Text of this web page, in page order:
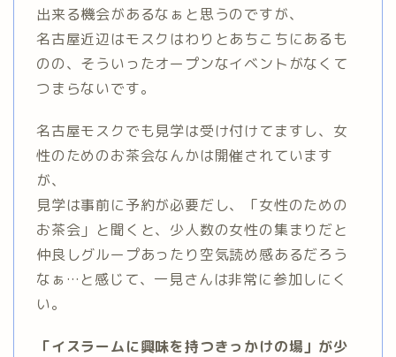
出来る機会があるなぁと思うのですが、
名古屋近辺はモスクはわりとあちこちにあるも
のの、そういったオープンなイベントがなくて
つまらないです。
名古屋モスクでも見学は受け付けてますし、女
性のためのお茶会なんかは開催されています
が、
見学は事前に予約が必要だし、「女性のための
お茶会」と聞くと、少人数の女性の集まりだと
仲良しグループあったり空気読め感あるだろう
なぁ…と感じて、一見さんは非常に参加しにく
い。
「イスラームに興味を持つきっかけの場」が少